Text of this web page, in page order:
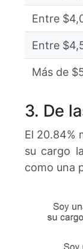
Entre
Entre
Más de
3. De
El 20.84%
su cargo
como una